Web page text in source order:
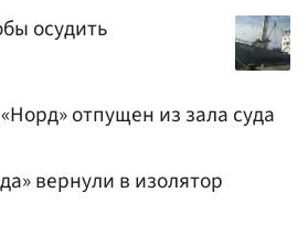
осудить
отпущен из зала суда
вернули в изолятор